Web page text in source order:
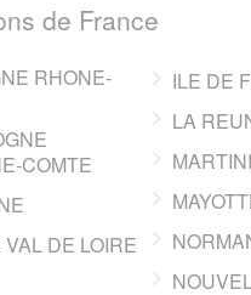
de France
RHONE-
COMTE
DE LOIRE
ILE DE
LA